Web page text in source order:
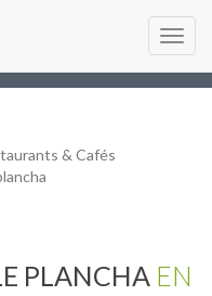
& Cafés
PLANCHA EN